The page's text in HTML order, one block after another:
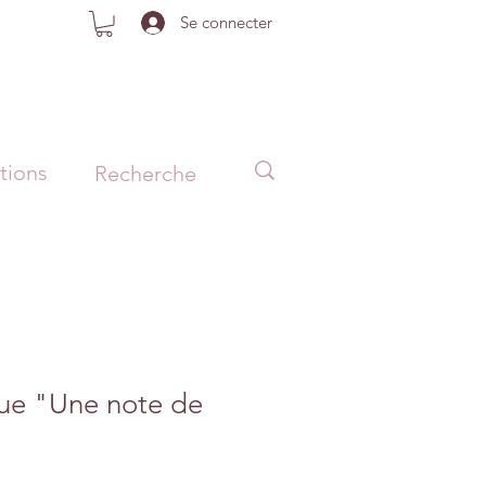
Se connecter
"Une note de